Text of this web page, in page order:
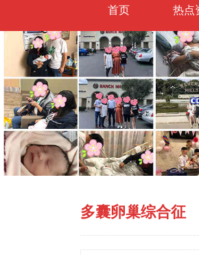
首页 热点
多囊卵巢综合征